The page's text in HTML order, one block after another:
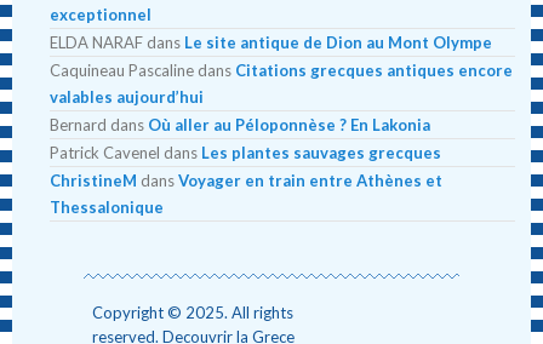
exceptionnel
ELDA NARAF dans Le site antique de Dion au Mont Olympe
Caquineau Pascaline dans Citations grecques antiques encore
valables aujourd’hui
Bernard dans Où aller au Péloponnèse ? En Lakonia
Patrick Cavenel dans Les plantes sauvages grecques
ChristineM dansVoyager en train entre Athènes et
Thessalonique
Copyright © 2025. All rights
reserved. Decouvrir la Grece